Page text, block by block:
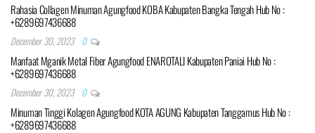
Rahasia Collagen Minuman Agungfood KOBA Kabupaten Bangka Tengah Hub No :
+6289697436688
December 30, 2023 0
Manfaat Mganik Metal Fiber Agungfood ENAROTALI Kabupaten Paniai Hub No :
+6289697436688
December 30, 2023 0
Minuman Tinggi Kolagen Agungfood KOTA AGUNG Kabupaten Tanggamus Hub No :
+6289697436688